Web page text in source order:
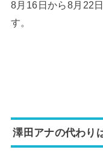
8月16日から8月22
す。
澤田アナの代わり